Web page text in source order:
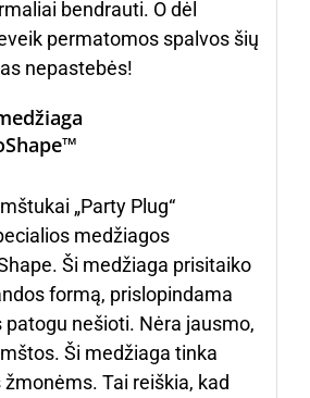
bendrauti. O dėl
permatomos spalvos šių
nepastebės!
„Party Plug“
medžiagos
Ši medžiaga prisitaiko
formą, prislopindama
nešioti. Nėra jausmo,
Ši medžiaga tinka
Tai reiškia, kad